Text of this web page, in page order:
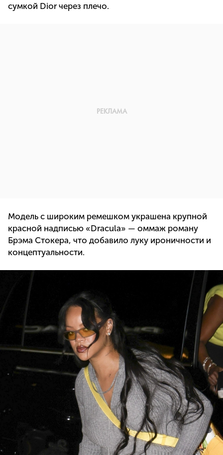
сумкой Dior через плечо.
Модель с широким ремешком украшена крупной
красной надписью «Dracula» — оммаж роману
Брэма Стокера, что добавило луку ироничности и
концептуальности.